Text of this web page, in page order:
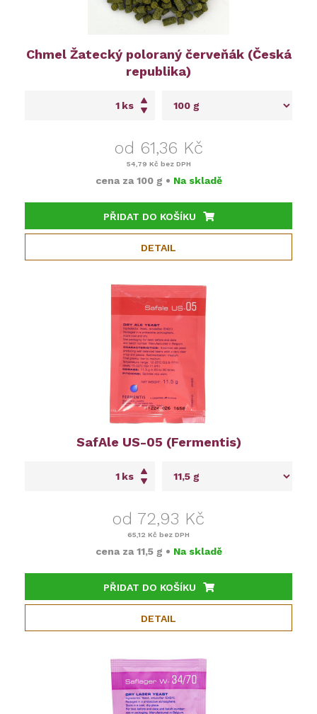
Chmel Žatecký poloraný červeňák (Česká
republika)
ks
od 61,36 Kč
54,79 Kč bez DPH
cena za 100 g • Na skladě
PŘIDAT DO KOŠÍKU
DETAIL
SafAle US-05 (Fermentis)
ks
od 72,93 Kč
65,12 Kč bez DPH
cena za 11,5 g • Na skladě
PŘIDAT DO KOŠÍKU
DETAIL